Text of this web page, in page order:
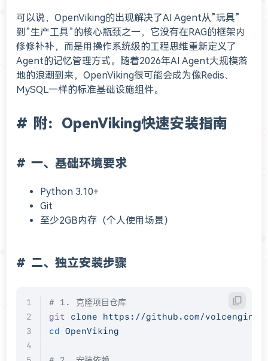
可以说，OpenViking的出现解决了AI Agent从”玩具”
到”生产工具”的核心瓶颈之一，它没有在RAG的框架内
修修补补，而是用操作系统级的工程思维重新定义了
Agent的记忆管理方式。随着2026年AI Agent大规模落
地的浪潮到来，OpenViking很可能会成为像Redis、
MySQL一样的标准基础设施组件。
附：OpenViking快速安装指南
一、基础环境要求
Python 3.10+
Git
至少2GB内存（个人使用场景）
二、独立安装步骤
# 1. 克隆项目仓库
git clone https://github.com/volcengine/
cd OpenViking